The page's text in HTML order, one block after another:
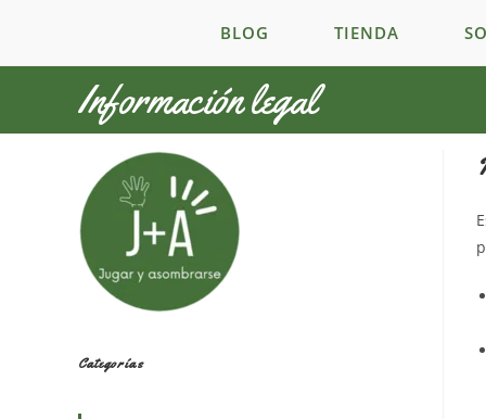
contenido
BLOG TIENDA
Información legal
Categorías